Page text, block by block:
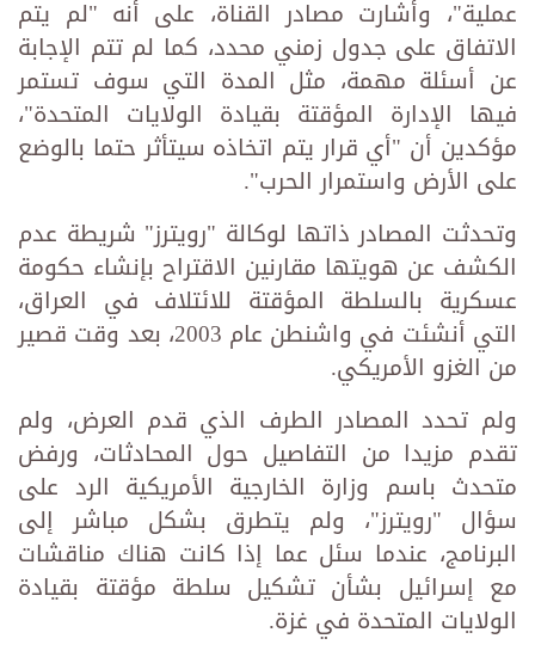
عملية"، وأشارت مصادر القناة، على أنه "لم يتم
الاتفاق على جدول زمني محدد، كما لم تتم الإجابة
عن أسئلة مهمة، مثل المدة التي سوف تستمر
فيها الإدارة المؤقتة بقيادة الولايات المتحدة"،
مؤكدين أن "أي قرار يتم اتخاذه سيتأثر حتما بالوضع
على الأرض واستمرار الحرب".
وتحدثت المصادر ذاتها لوكالة "رويترز" شريطة عدم
الكشف عن هويتها مقارنين الاقتراح بإنشاء حكومة
عسكرية بالسلطة المؤقتة للائتلاف في العراق،
التي أنشئت في واشنطن عام 2003، بعد وقت قصير
من الغزو الأمريكي.
ولم تحدد المصادر الطرف الذي قدم العرض، ولم
تقدم مزيدا من التفاصيل حول المحادثات، ورفض
متحدث باسم وزارة الخارجية الأمريكية الرد على
سؤال "رويترز"، ولم يتطرق بشكل مباشر إلى
البرنامج، عندما سئل عما إذا كانت هناك مناقشات
مع إسرائيل بشأن تشكيل سلطة مؤقتة بقيادة
الولايات المتحدة في غزة.